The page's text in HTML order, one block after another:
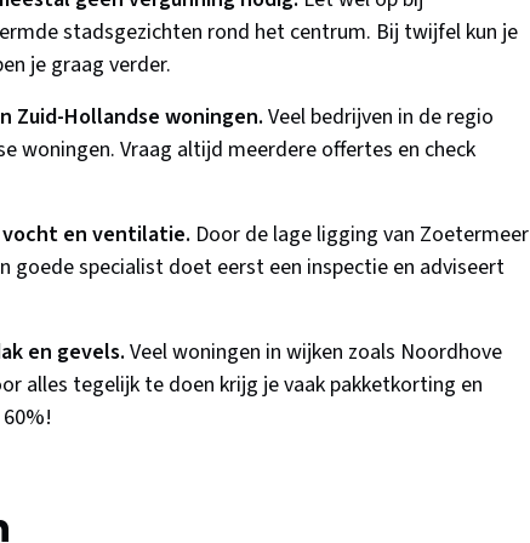
stadsgezichten rond het centrum. Bij twijfel kun je
je graag verder.
Zuid-Hollandse woningen. Veel bedrijven in de regio
woningen. Vraag altijd meerdere offertes en check
en ventilatie. Door de lage ligging van Zoetermeer
goede specialist doet eerst een inspectie en adviseert
en gevels.Veel woningen in wijken zoals Noordhove
alles tegelijk te doen krijg je vaak pakketkorting en